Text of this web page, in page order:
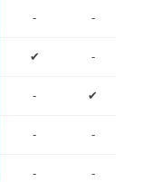
- -
✔ -
- ✔
- -
- -